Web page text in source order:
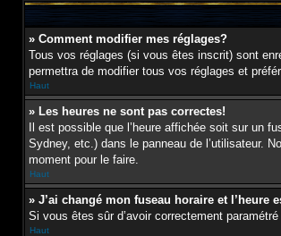
» Comment modifier mes réglages?
Tous vos réglages (si vous êtes inscrit) sont
permettra de modifier tous vos réglages et
Haut
» Les heures ne sont pas correctes!
Il est possible que l’heure affichée soit sur un
Sydney, etc.) dans le panneau de l’utilisateur.
moment pour le faire.
Haut
» J’ai changé mon fuseau horaire et l’heure
Si vous êtes sûr d’avoir correctement
Haut